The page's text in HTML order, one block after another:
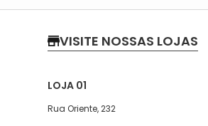
VISITE NOSSAS LOJAS
LOJA 01
Rua Oriente, 232